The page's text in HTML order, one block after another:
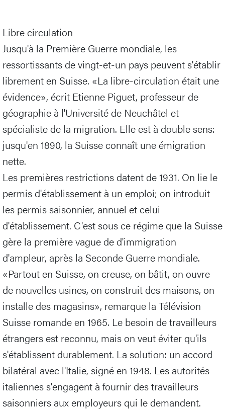
Libre circulation
Jusqu'à la Première Guerre mondiale, les
ressortissants de vingt-et-un pays peuvent s'établir
librement en Suisse. «La libre-circulation était une
évidence», écrit Etienne Piguet, professeur de
géographie à l'Université de Neuchâtel et
spécialiste de la migration. Elle est à double sens:
jusqu'en 1890, la Suisse connaît une émigration
nette.
Les premières restrictions datent de 1931. On lie le
permis d'établissement à un emploi; on introduit
les permis saisonnier, annuel et celui
d'établissement. C'est sous ce régime que la Suisse
gère la première vague de d'immigration
d'ampleur, après la Seconde Guerre mondiale.
«Partout en Suisse, on creuse, on bâtit, on ouvre
de nouvelles usines, on construit des maisons, on
installe des magasins», remarque la Télévision
Suisse romande en 1965. Le besoin de travailleurs
étrangers est reconnu, mais on veut éviter qu'ils
s'établissent durablement. La solution: un accord
bilatéral avec l'Italie, signé en 1948. Les autorités
italiennes s'engagent à fournir des travailleurs
saisonniers aux employeurs qui le demandent.